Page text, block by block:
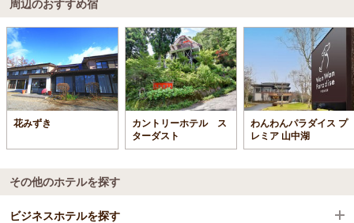
周辺のおすすめ宿
花みずき
カントリーホテル ス
ターダスト
わんわんパラダイス プ
レミア 山中湖
その他のホテルを探す
ビジネスホテルを探す